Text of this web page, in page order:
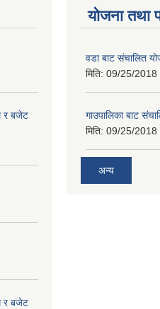
र बजेट
र बजेट
योजना तथा
वडा बाट संचालित
मिति: 09/25/2018
गाउपालिका बाट
मिति: 09/25/2018
अन्य